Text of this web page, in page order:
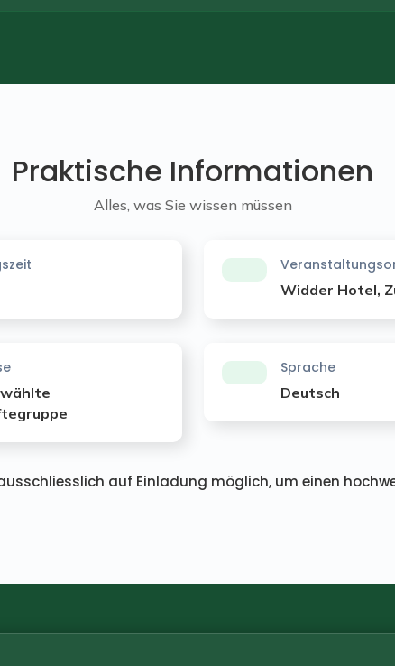
Praktische Informationen
Alles, was Sie wissen müssen
Widder Hotel,
Sprache
Deutsch
auf Einladung möglich, um einen